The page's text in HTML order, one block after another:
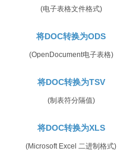
(电子表格文件格式)
将DOC转换为ODS
(OpenDocument电子表格)
将DOC转换为TSV
(制表符分隔值)
将DOC转换为XLS
(Microsoft Excel 二进制格式)